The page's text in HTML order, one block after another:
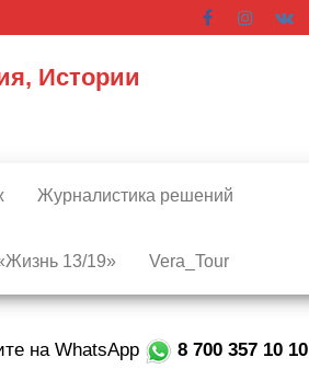
Истории
Журналистика решений
13/19» Vera_Tour
на WhatsApp 8 700 357 10 10